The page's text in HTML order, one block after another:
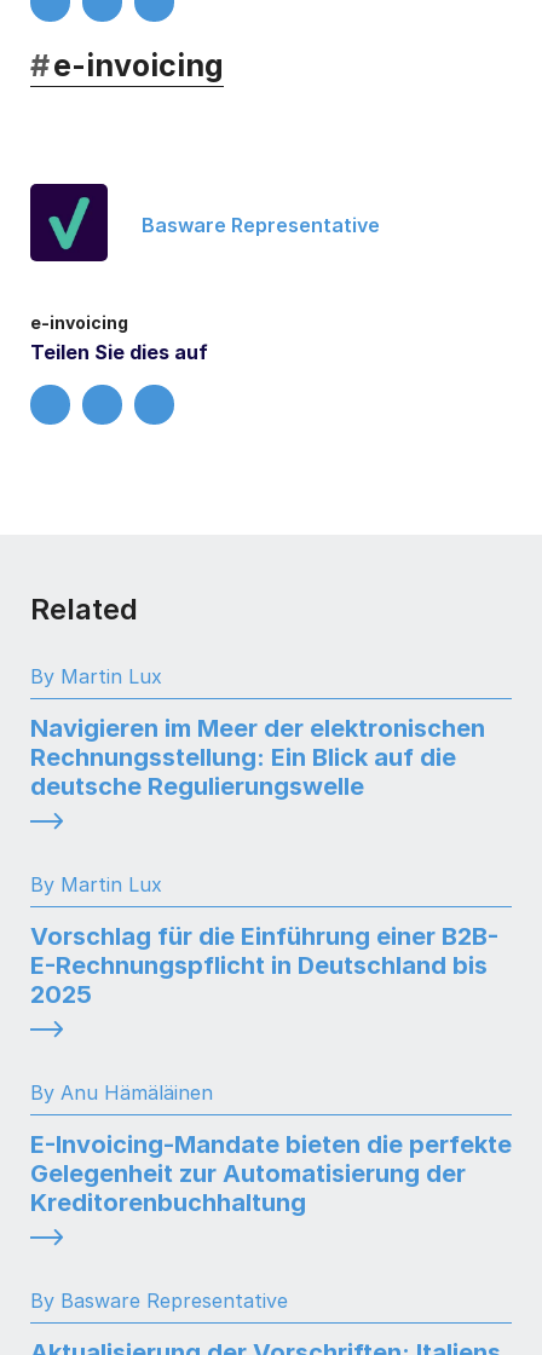
#e-invoicing
Basware Representative
e-invoicing
Teilen Sie dies auf
Related
By Martin Lux
Navigieren im Meer der elektronischen
Rechnungsstellung: Ein Blick auf die
deutsche Regulierungswelle
By Martin Lux
Vorschlag für die Einführung einer B2B-
E-Rechnungspflicht in Deutschland bis
2025
By Anu Hämäläinen
E-Invoicing-Mandate bieten die perfekte
Gelegenheit zur Automatisierung der
Kreditorenbuchhaltung
By Basware Representative